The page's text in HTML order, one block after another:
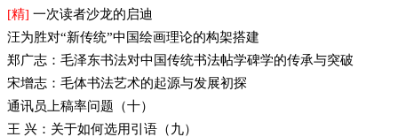
[精] 一次读者沙龙的启迪
汪为胜对“新传统”中国绘画理论的构架搭建
郑广志：毛泽东书法对中国传统书法帖学碑学的传承与突破
宋增志：毛体书法艺术的起源与发展初探
通讯员上稿率问题（十）
王 兴：关于如何选用引语（九）